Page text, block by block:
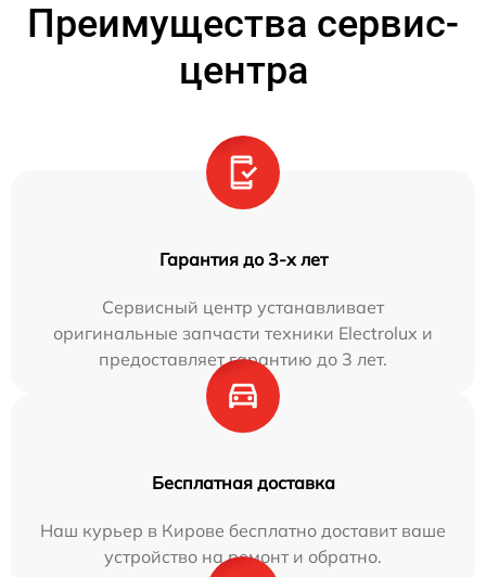
Преимущества сервис-
центра
Гарантия до 3-х лет
Сервисный центр устанавливает
оригинальные запчасти техники Electrolux и
предоставляет гарантию до 3 лет.
Бесплатная доставка
Наш курьер в Кирове бесплатно доставит ваше
устройство на ремонт и обратно.